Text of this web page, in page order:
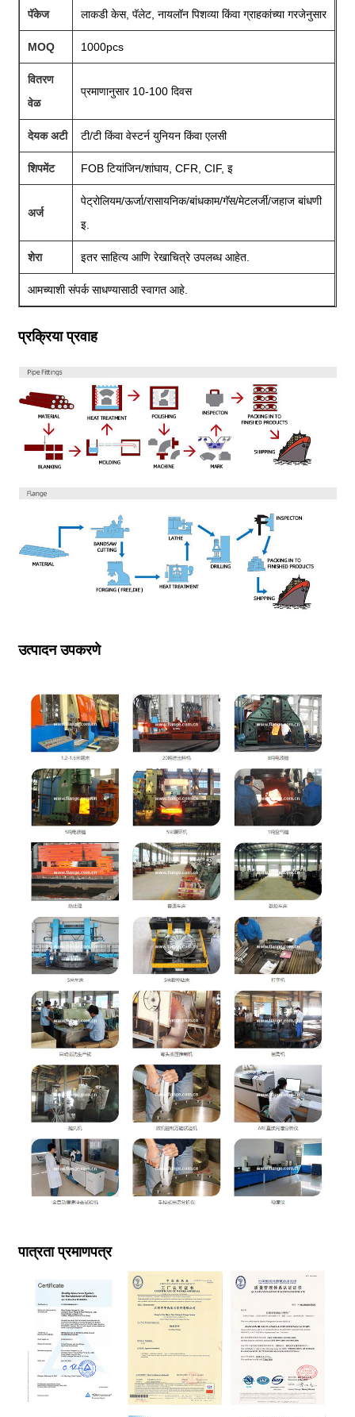
पॅकेज लाकडी केस, पॅलेट, नायलॉन पिशव्या किंवा ग्राहकांच्या गरजेनुसार
MOQ 1000pcs
वितरण
वेळ
प्रमाणानुसार 10-100 दिवस
देयक अटी टी/टी किंवा वेस्टर्न युनियन किंवा एलसी
शिपमेंट FOB टियांजिन/शांघाय, CFR, CIF, इ
अर्ज
पेट्रोलियम/ऊर्जा/रासायनिक/बांधकाम/गॅस/मेटलर्जी/जहाज बांधणी
इ.
शेरा इतर साहित्य आणि रेखाचित्रे उपलब्ध आहेत.
आमच्याशी संपर्क साधण्यासाठी स्वागत आहे.
प्रक्रिया प्रवाह
उत्पादन उपकरणे
पात्रता प्रमाणपत्र